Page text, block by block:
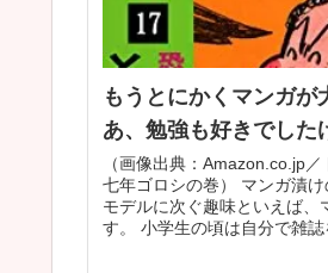
もうとにかくマンガが
あ、勉強も好きでし
（画像出典：Amazon.co.jp
七年ゴロシの巻） マンガ漬
モデルに次ぐ趣味といえば、
す。 小学生の頃は自分で雑